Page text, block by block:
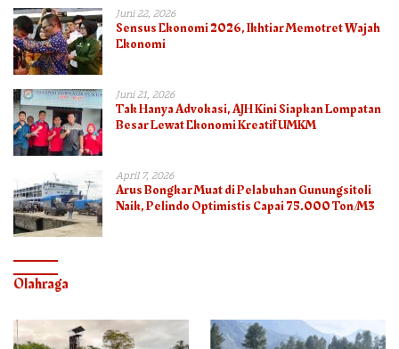
Juni 22, 2026
Sensus Ekonomi 2026, Ikhtiar Memotret Wajah
Ekonomi
Juni 21, 2026
Tak Hanya Advokasi, AJH Kini Siapkan Lompatan
Besar Lewat Ekonomi Kreatif UMKM
April 7, 2026
Arus Bongkar Muat di Pelabuhan Gunungsitoli
Naik, Pelindo Optimistis Capai 75.000 Ton/M3
Olahraga